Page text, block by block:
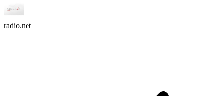
radio.net